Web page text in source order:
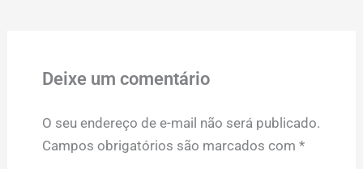
Deixe um comentário
O seu endereço de e-mail não será publicado.
Campos obrigatórios são marcados com *